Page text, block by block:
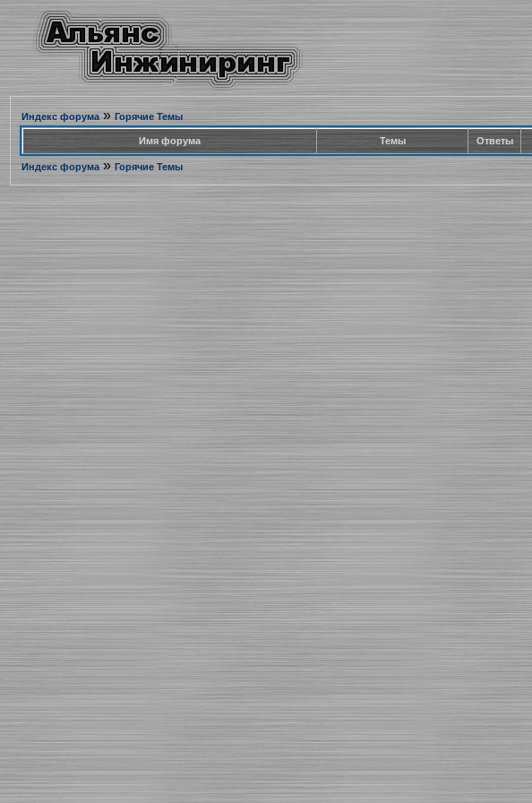
Индекс форума» Горячие Темы
Имя форума Темы Ответы
Индекс форума» Горячие Темы